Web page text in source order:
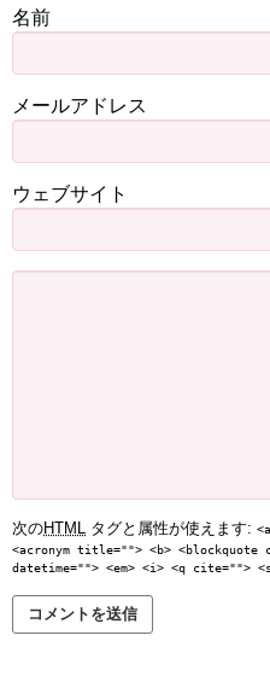
名前
メールアドレス
ウェブサイト
次のHTML タグと属性が使えます:
<acronym title=""> <b> <blockquote
datetime=""> <em> <i> <q cite="">